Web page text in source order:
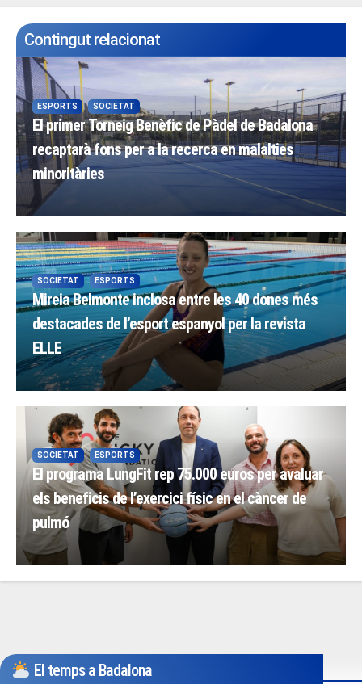
Contingut relacionat
ESPORTS SOCIETAT
El primer Torneig Benèfic de Pàdel de Badalona
recaptarà fons per a la recerca en malalties
minoritàries
SOCIETAT ESPORTS
Mireia Belmonte inclosa entre les 40 dones més
destacades de l’esport espanyol per la revista
ELLE
SOCIETAT ESPORTS
El programa LungFit rep 75.000 euros per avaluar
els beneficis de l’exercici físic en el càncer de
pulmó
El temps a Badalona